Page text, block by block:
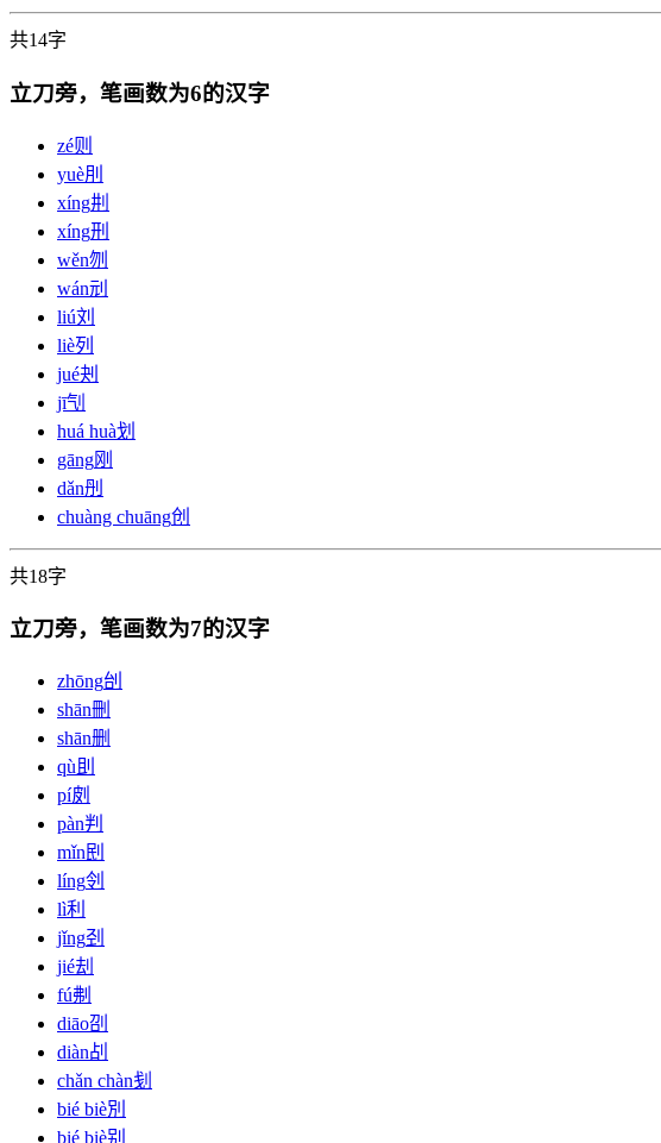
共14字
立刀旁，笔画数为6的汉字
zé则
yuè刖
xíng㓝
xíng刑
wěn刎
wán刓
liú刘
liè列
jué刔
jī刏
huá huà划
gāng刚
dǎn刐
chuàng chuāng创
共18字
立刀旁，笔画数为7的汉字
zhōng刣
shān刪
shān删
qù 刞
pí㓟
pàn判
mǐn刡
líng刢
lì利
jǐng刭
jié刦
fú刜
diāo刟
diàn㓠
chǎn chàn刬
bié biè別
bié biè别